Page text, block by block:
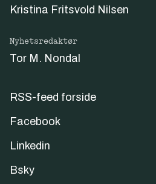
Kristina Fritsvold Nilsen
Nyhetsredaktør
Tor M. Nondal
RSS-feed forside
Facebook
Linkedin
Bsky